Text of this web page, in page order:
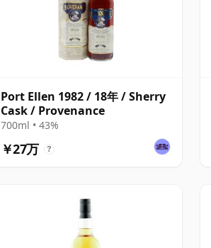
Port Ellen 1982 / 18年 / Sherry
Cask / Provenance
700ml • 43%
￥27万 ?